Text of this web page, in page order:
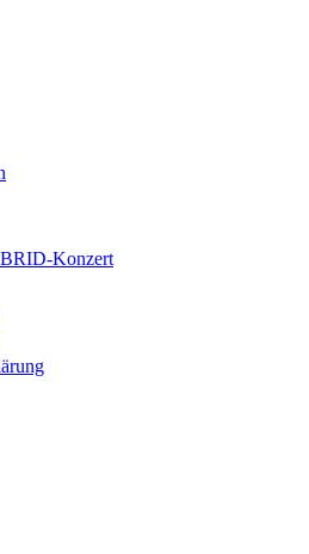
Konzert